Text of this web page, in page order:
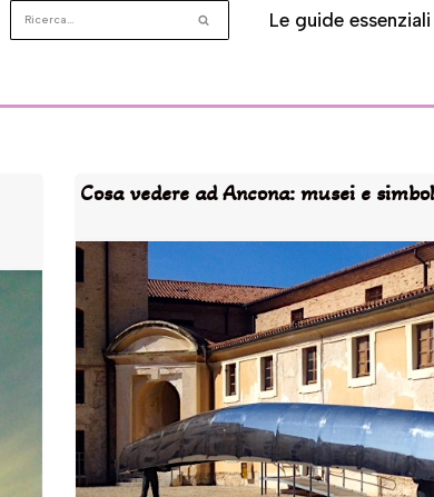
Le guide
Cosa vedere ad Ancona: musei e